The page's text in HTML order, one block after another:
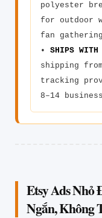
polyester
for outdoor
fan
• SHIPS WITH
shipping
tracking
8–14
Etsy Ads
Ngắn, Không